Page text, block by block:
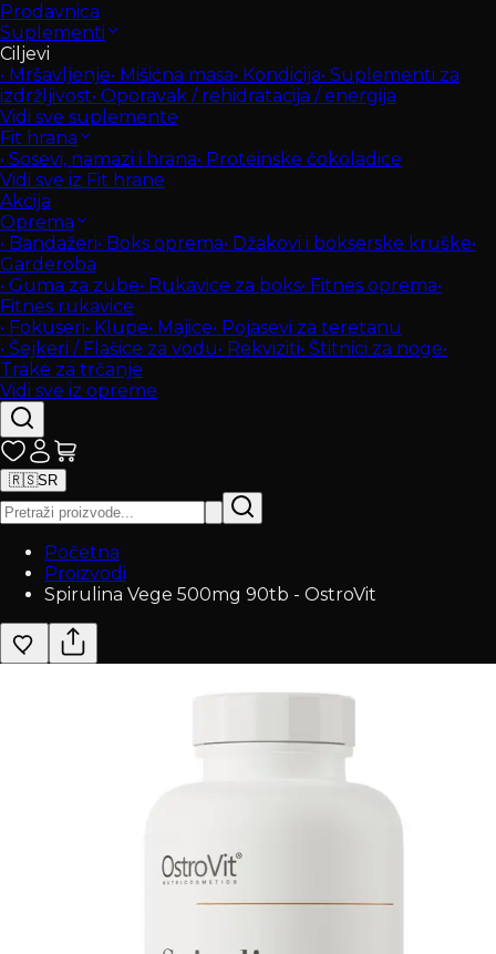
Prodavnica
Suplementi
Ciljevi
• Mršavljenje• Mišićna masa• Kondicija• Suplementi za
izdržljivost• Oporavak / rehidratacija / energija
Vidi sve suplemente
Fit hrana
• Sosevi, namazi i hrana• Proteinske čokoladice
Vidi sve iz Fit hrane
Akcija
Oprema
• Bandažeri• Boks oprema• Džakovi i bokserske kruške•
Garderoba
• Guma za zube• Rukavice za boks• Fitnes oprema•
Fitnes rukavice
• Fokuseri• Klupe• Majice• Pojasevi za teretanu
• Šejkeri / Flašice za vodu• Rekviziti• Štitnici za noge•
Trake za trčanje
Vidi sve iz opreme
🇷🇸SR
Početna
Proizvodi
Spirulina Vege 500mg 90tb - OstroVit